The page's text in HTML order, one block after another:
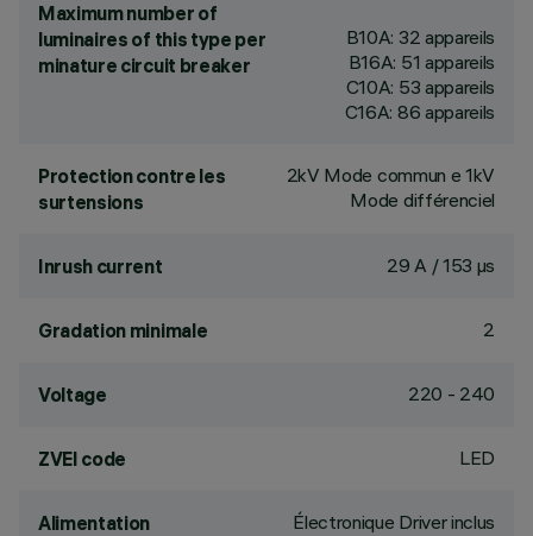
Maximum number of
luminaires of this type per
minature circuit breaker
B10A: 32 appareils
B16A: 51 appareils
C10A: 53 appareils
C16A: 86 appareils
Protection contre les
surtensions
2kV Mode commun e 1kV
Mode différenciel
Inrush current 29 A / 153 µs
Gradation minimale 2
Voltage 220 - 240
ZVEI code LED
Alimentation Électronique Driver inclus